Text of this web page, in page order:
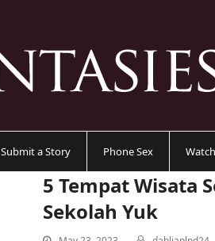
Submit a Story Phone Sex
5 Tempat Wisata
Sekolah Yuk